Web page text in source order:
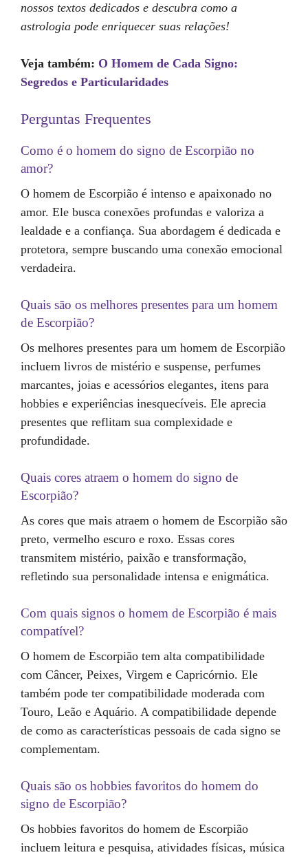
nossos textos dedicados e descubra como a
astrologia pode enriquecer suas relações!
Veja também: O Homem de Cada Signo:
Segredos e Particularidades
Perguntas Frequentes
Como é o homem do signo de Escorpião no
amor?
O homem de Escorpião é intenso e apaixonado no
amor. Ele busca conexões profundas e valoriza a
lealdade e a confiança. Sua abordagem é dedicada e
protetora, sempre buscando uma conexão emocional
verdadeira.
Quais são os melhores presentes para um homem
de Escorpião?
Os melhores presentes para um homem de Escorpião
incluem livros de mistério e suspense, perfumes
marcantes, joias e acessórios elegantes, itens para
hobbies e experiências inesquecíveis. Ele aprecia
presentes que reflitam sua complexidade e
profundidade.
Quais cores atraem o homem do signo de
Escorpião?
As cores que mais atraem o homem de Escorpião são
preto, vermelho escuro e roxo. Essas cores
transmitem mistério, paixão e transformação,
refletindo sua personalidade intensa e enigmática.
Com quais signos o homem de Escorpião é mais
compatível?
O homem de Escorpião tem alta compatibilidade
com Câncer, Peixes, Virgem e Capricórnio. Ele
também pode ter compatibilidade moderada com
Touro, Leão e Aquário. A compatibilidade depende
de como as características pessoais de cada signo se
complementam.
Quais são os hobbies favoritos do homem do
signo de Escorpião?
Os hobbies favoritos do homem de Escorpião
incluem leitura e pesquisa, atividades físicas, música